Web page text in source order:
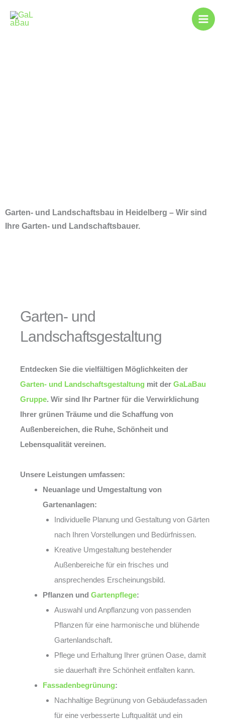
Inhalt
Garten- und Landschaftsbau in Heidelberg – Wir sind
Ihre Garten- und Landschaftsbauer.
Garten- und
Landschaftsgestaltung
Entdecken Sie die vielfältigen Möglichkeiten der
Garten- und Landschaftsgestaltung mit der GaLaBau
Gruppe. Wir sind Ihr Partner für die Verwirklichung
Ihrer grünen Träume und die Schaffung von
Außenbereichen, die Ruhe, Schönheit und
Lebensqualität vereinen.
Unsere Leistungen umfassen:
Neuanlage und Umgestaltung von
Gartenanlagen:
Individuelle Planung und Gestaltung von Gärten
nach Ihren Vorstellungen und Bedürfnissen.
Kreative Umgestaltung bestehender
Außenbereiche für ein frisches und
ansprechendes Erscheinungsbild.
Pflanzen und Gartenpflege:
Auswahl und Anpflanzung von passenden
Pflanzen für eine harmonische und blühende
Gartenlandschaft.
Pflege und Erhaltung Ihrer grünen Oase, damit
sie dauerhaft ihre Schönheit entfalten kann.
Fassadenbegrünung:
Nachhaltige Begrünung von Gebäudefassaden
für eine verbesserte Luftqualität und ein